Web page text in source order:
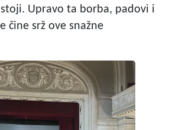
Upravo ta borba, padovi i
čine srž ove snažne